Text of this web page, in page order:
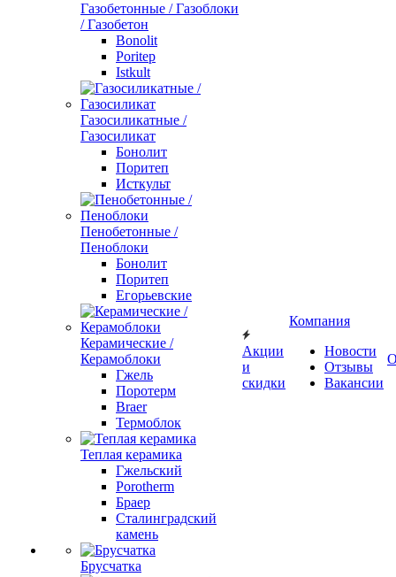
Газобетонные / Газоблоки
/ Газобетон
Bonolit
Poritep
Istkult
Газосиликатные /
Газосиликат
Бонолит
Поритеп
Исткульт
Пенобетонные /
Пеноблоки
Бонолит
Поритеп
Егорьевские
Керамические /
Керамоблоки
Гжель
Поротерм
Braer
Термоблок
Теплая керамика
Гжельский
Porotherm
Браер
Сталинградский
камень
Брусчатка
Акции
и
скидки
Компания
Новости
Отзывы
Вакансии